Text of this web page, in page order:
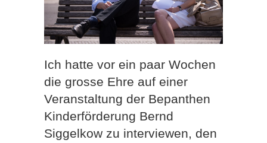
Ich hatte vor ein paar Wochen
die grosse Ehre auf einer
Veranstaltung der Bepanthen
Kinderförderung Bernd
Siggelkow zu interviewen, den